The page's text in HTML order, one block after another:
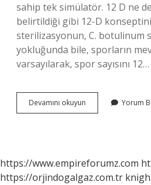
sahip tek simülatör. 12 D ne
belirtildiği gibi 12-D
sterilizasyonun, C. botulinum
yokluğunda bile, sporların
varsayılarak, spor sayısını 12…
Devamını okuyun
Boyutlu
Yorum
https://www.empireforumz.com
https://orjindogalgaz.com.tr